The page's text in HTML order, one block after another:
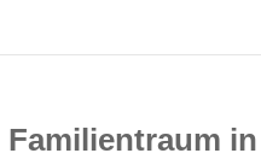
Familientraum